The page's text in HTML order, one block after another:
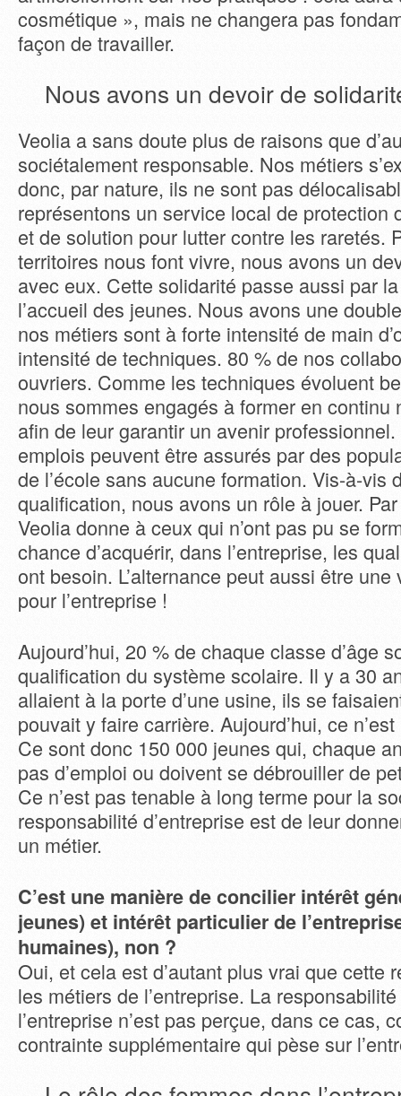
cosmétique », mais ne changera pas
façon de travailler.
Nous avons un devoir de
Veolia a sans doute plus de raisons que
sociétalement responsable. Nos métiers
donc, par nature, ils ne sont pas
représentons un service local de protection
et de solution pour lutter contre les raretés.
territoires nous font vivre, nous avons un
avec eux. Cette solidarité passe aussi par
l’accueil des jeunes. Nous avons une
nos métiers sont à forte intensité de main
intensité de techniques. 80 % de nos
ouvriers. Comme les techniques évoluent
nous sommes engagés à former en continu
afin de leur garantir un avenir
emplois peuvent être assurés par des
de l’école sans aucune formation. Vis-à-vis
qualification, nous avons un rôle à jouer. Par
Veolia donne à ceux qui n’ont pas pu se
chance d’acquérir, dans l’entreprise, les
ont besoin. L’alternance peut aussi être une
pour l’entreprise !
Aujourd’hui, 20 % de chaque classe d’âge
qualification du système scolaire. Il y a 30
allaient à la porte d’une usine, ils se
pouvait y faire carrière. Aujourd’hui, ce
Ce sont donc 150 000 jeunes qui, chaque
pas d’emploi ou doivent se débrouiller de
Ce n’est pas tenable à long terme pour la
responsabilité d’entreprise est de leur
un métier.
C’est une manière de concilier intérêt
jeunes) et intérêt particulier de
humaines), non ?
Oui, et cela est d’autant plus vrai que cette
les métiers de l’entreprise. La
l’entreprise n’est pas perçue, dans ce cas,
contrainte supplémentaire qui pèse sur